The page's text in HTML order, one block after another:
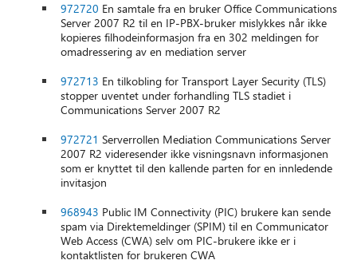
972720 En samtale fra en bruker Office Communications
Server 2007 R2 til en IP-PBX-bruker mislykkes når ikke
kopieres filhodeinformasjon fra en 302 meldingen for
omadressering av en mediation server
972713 En tilkobling for Transport Layer Security (TLS)
stopper uventet under forhandling TLS stadiet i
Communications Server 2007 R2
972721 Serverrollen Mediation Communications Server
2007 R2 videresender ikke visningsnavn informasjonen
som er knyttet til den kallende parten for en innledende
invitasjon
968943 Public IM Connectivity (PIC) brukere kan sende
spam via Direktemeldinger (SPIM) til en Communicator
Web Access (CWA) selv om PIC-brukere ikke er i
kontaktlisten for brukeren CWA